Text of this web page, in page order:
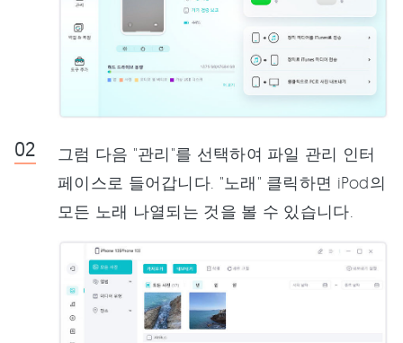
그럼 다음 "관리"를 선택하여 파일 관리 인터
페이스로 들어갑니다. "노래" 클릭하면 iPod의
모든 노래 나열되는 것을 볼 수 있습니다.